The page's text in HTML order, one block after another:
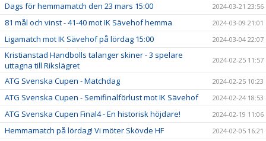
Dags för hemmamatch den 23 mars 15:00 2024-03-21 23:56
81 mål och vinst - 41-40 mot IK Sävehof hemma 2024-03-09 21:01
Ligamatch mot IK Sävehof på lördag 15:00 2024-03-04 22:07
Kristianstad Handbolls talanger skiner - 3 spelare
uttagna till Rikslägret
2024-02-25 11:57
ATG Svenska Cupen - Matchdag 2024-02-25 10:23
ATG Svenska Cupen - Semifinalförlust mot IK Sävehof 2024-02-24 18:53
ATG Svenska Cupen Final4 - En historisk höjdare! 2024-02-19 11:06
Hemmamatch på lördag! Vi möter Skövde HF 2024-02-05 16:21